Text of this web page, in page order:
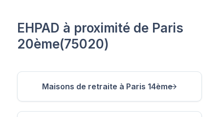
EHPAD à proximité de Paris
20ème(75020)
Maisons de retraite à Paris 14ème